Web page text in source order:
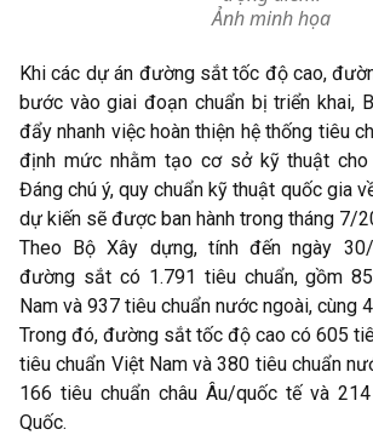
Ảnh minh họa
Khi các dự án đường sắt tốc độ cao,
bước vào giai đoạn chuẩn bị triển khai,
đẩy nhanh việc hoàn thiện hệ thống tiêu
định mức nhằm tạo cơ sở kỹ thuật
Đáng chú ý, quy chuẩn kỹ thuật quốc gia
dự kiến sẽ được ban hành trong tháng 7/
Theo Bộ Xây dựng, tính đến ngày
đường sắt có 1.791 tiêu chuẩn, gồm
Nam và 937 tiêu chuẩn nước ngoài, cùng
Trong đó, đường sắt tốc độ cao có 605
tiêu chuẩn Việt Nam và 380 tiêu chuẩn
166 tiêu chuẩn châu Âu/quốc tế và
Quốc.